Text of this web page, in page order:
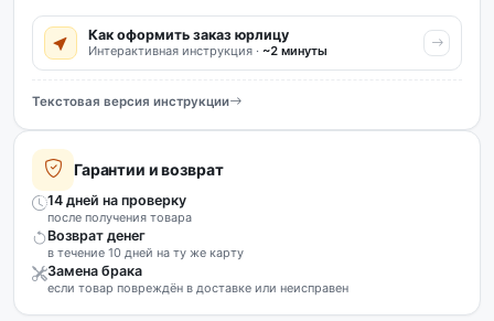
Как оформить заказ юрлицу
Интерактивная инструкция · ~2 минуты
Текстовая версия инструкции
Гарантии и возврат
14 дней на проверку
после получения товара
Возврат денег
в течение 10 дней на ту же карту
Замена брака
если товар повреждён в доставке или неисправен